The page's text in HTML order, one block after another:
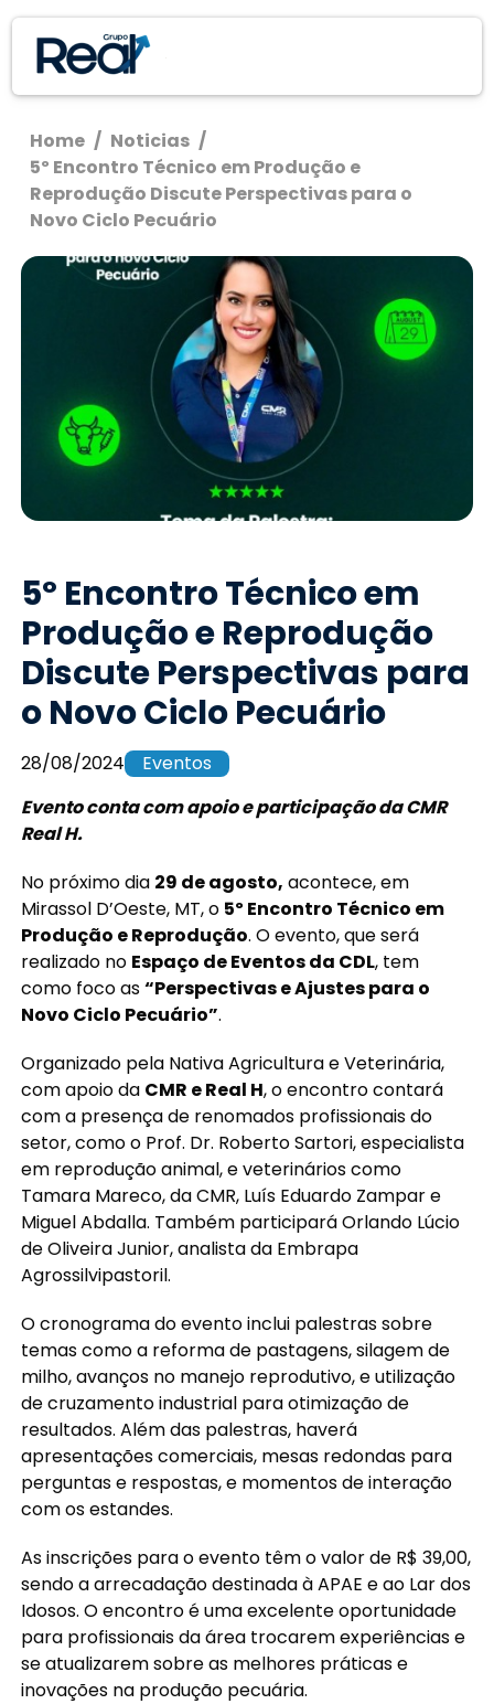
Home / Noticias /
5º Encontro Técnico em Produção e
Reprodução Discute Perspectivas para o
Novo Ciclo Pecuário
5º Encontro Técnico em
Produção e Reprodução
Discute Perspectivas para
o Novo Ciclo Pecuário
28/08/2024
Eventos
Evento conta com apoio e participação da CMR
Real H.
No próximo dia 29 de agosto, acontece, em
Mirassol D’Oeste, MT, o 5º Encontro Técnico em
Produção e Reprodução. O evento, que será
realizado no Espaço de Eventos da CDL, tem
como foco as“Perspectivas e Ajustes para o
Novo Ciclo Pecuário”.
Organizado pela Nativa Agricultura e Veterinária,
com apoio da CMR e Real H, o encontro contará
com a presença de renomados profissionais do
setor, como o Prof. Dr. Roberto Sartori, especialista
em reprodução animal, e veterinários como
Tamara Mareco, da CMR, Luís Eduardo Zampar e
Miguel Abdalla. Também participará Orlando Lúcio
de Oliveira Junior, analista da Embrapa
Agrossilvipastoril.
O cronograma do evento inclui palestras sobre
temas como a reforma de pastagens, silagem de
milho, avanços no manejo reprodutivo, e utilização
de cruzamento industrial para otimização de
resultados. Além das palestras, haverá
apresentações comerciais, mesas redondas para
perguntas e respostas, e momentos de interação
com os estandes.
As inscrições para o evento têm o valor de R$ 39,00,
sendo a arrecadação destinada à APAE e ao Lar dos
Idosos. O encontro é uma excelente oportunidade
para profissionais da área trocarem experiências e
se atualizarem sobre as melhores práticas e
inovações na produção pecuária.